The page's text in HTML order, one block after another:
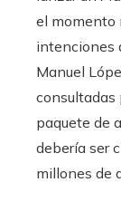
el momento
intenciones
Manuel
consultadas
paquete de
debería ser
millones de